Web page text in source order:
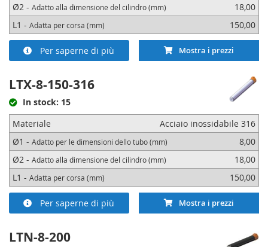
Ø2 - Adatto alla dimensione del cilindro (mm)
18,00
L1 - Adatta per corsa (mm) 150,00
Per saperne di più Mostra i prezzi
LTX-8-150-316
In stock: 15
Materiale
Acciaio inossidabile 316
Ø1 - Adatto per le dimensioni dello tubo (mm)
8,00
Ø2 - Adatto alla dimensione del cilindro (mm)
18,00
L1 - Adatta per corsa (mm) 150,00
Per saperne di più Mostra i prezzi
LTN-8-200